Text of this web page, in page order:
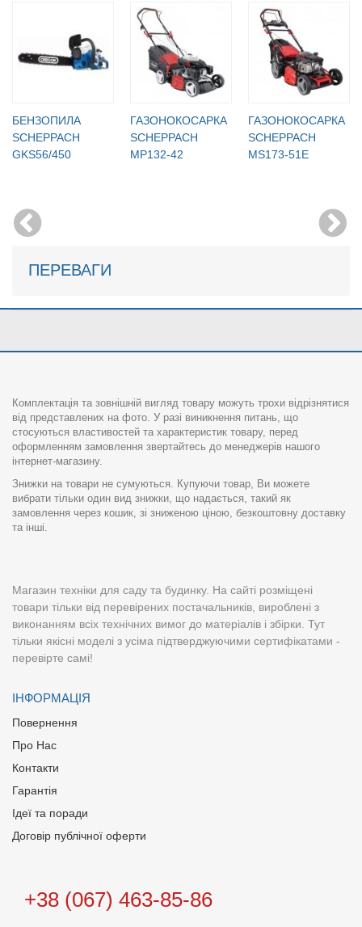
БЕНЗОПИЛА
SCHEPPACH
GKS56/450
ГАЗОНОКОСАРКА
SCHEPPACH
MP132-42
ГАЗОНОКОСАРКА
SCHEPPACH
MS173-51E
ПЕРЕВАГИ
Комплектація та зовнішній вигляд товару можуть трохи відрізнятися
від представлених на фото. У разі виникнення питань, що
стосуються властивостей та характеристик товару, перед
оформленням замовлення звертайтесь до менеджерів нашого
інтернет-магазину.
Знижки на товари не сумуються. Купуючи товар, Ви можете
вибрати тільки один вид знижки, що надається, такий як
замовлення через кошик, зі зниженою ціною, безкоштовну доставку
та інші.
Магазин техніки для саду та будинку. На сайті розміщені
товари тільки від перевірених постачальників, вироблені з
виконанням всіх технічних вимог до матеріалів і збірки. Тут
тільки якісні моделі з усіма підтверджуючими сертифікатами -
перевірте самі!
ІНФОРМАЦІЯ
Повернення
Про Нас
Контакти
Гарантія
Ідеї та поради
Договір публічної оферти
+38 (067) 463-85-86